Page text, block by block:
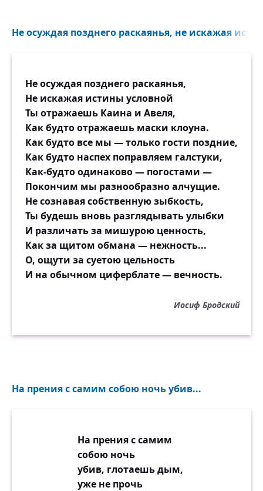
Не осуждая позднего раскаянья, не искажая
Не осуждая позднего раскаянья,
Не искажая истины условной
Ты отражаешь Каина и Авеля,
Как будто отражаешь маски клоуна.
Как будто все мы — только гости поздние,
Как будто наспех поправляем галстуки,
Как-будто одинаково — погостами —
Покончим мы разнообразно алчущие.
Не сознавая собственную зыбкость,
Ты будешь вновь разглядывать улыбки
И различать за мишурою ценность,
Как за щитом обмана — нежность...
О, ощути за суетою цельность
И на обычном циферблате — вечность.
Иосиф Бродский
На прения с самим собою ночь убив...
На прения с самим
собою ночь
убив, глотаешь дым,
уже не прочь